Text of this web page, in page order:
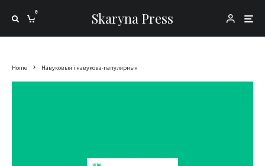
0 Skaryna Press
Home Навуковыя і навукова-папулярныя